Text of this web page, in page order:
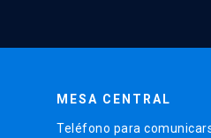
MESA CENTRAL
Teléfono para